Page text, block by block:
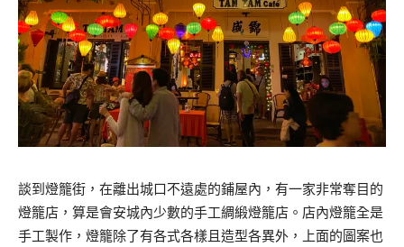
談到燈籠街，在離出城口不遠處的鋪屋內，有一家非常奪目的
燈籠店，算是會安城內少數的手工綢緞燈籠店。店內燈籠全是
手工製作，燈籠除了有各式各樣且造型各異外，上面的圖案也